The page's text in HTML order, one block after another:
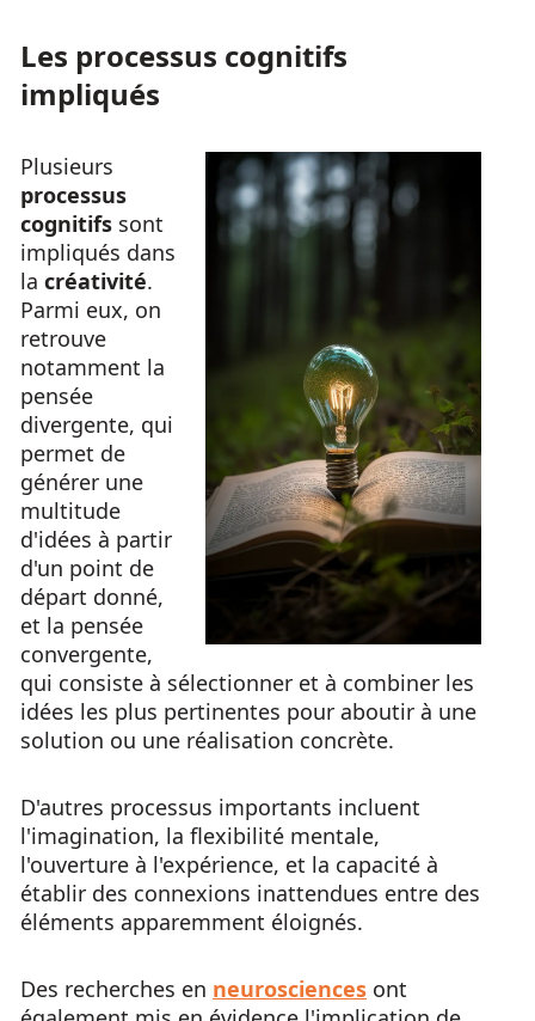
Les processus cognitifs
impliqués
Plusieurs
processus
cognitifs sont
impliqués dans
la créativité.
Parmi eux, on
retrouve
notamment la
pensée
divergente, qui
permet de
générer une
multitude
d'idées à partir
d'un point de
départ donné,
et la pensée
convergente,
qui consiste à sélectionner et à combiner les
idées les plus pertinentes pour aboutir à une
solution ou une réalisation concrète.
D'autres processus importants incluent
l'imagination, la flexibilité mentale,
l'ouverture à l'expérience, et la capacité à
établir des connexions inattendues entre des
éléments apparemment éloignés.
Des recherches en neurosciences ont